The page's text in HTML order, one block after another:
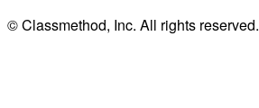
© Classmethod, Inc. All rights reserved.